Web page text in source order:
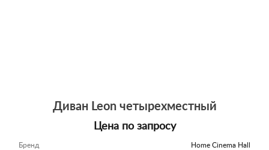
Диван Leon четырехместный
Цена по запросу
Бренд
Home Cinema Hall